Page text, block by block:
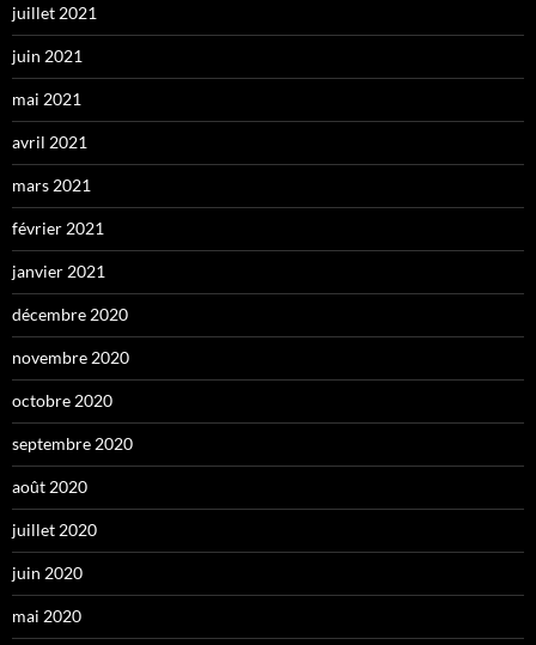
juillet 2021
juin 2021
mai 2021
avril 2021
mars 2021
février 2021
janvier 2021
décembre 2020
novembre 2020
octobre 2020
septembre 2020
août 2020
juillet 2020
juin 2020
mai 2020